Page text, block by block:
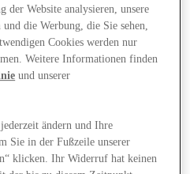
der Website analysieren, unsere
und die Werbung, die Sie sehen,
Cookies werden nur
Weitere Informationen finden
und unserer
ändern und Ihre
Sie in der Fußzeile unserer
klicken. Ihr Widerruf hat keinen